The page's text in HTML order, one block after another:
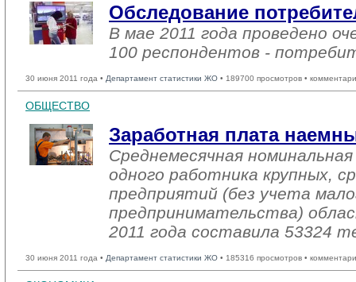
Обследование
В мае 2011 года проведено
100 респондентов -
30 июня 2011 года • Департамент статистики ЖО • 189700 просмотров •
ОБЩЕСТВО
Заработная плата
Среднемесячная
одного работника крупных,
предприятий (без учета
предпринимательства)
2011 года составила 53324
30 июня 2011 года • Департамент статистики ЖО • 185316 просмотров •